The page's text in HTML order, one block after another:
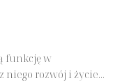
funkcję w
niego rozwój i życie...